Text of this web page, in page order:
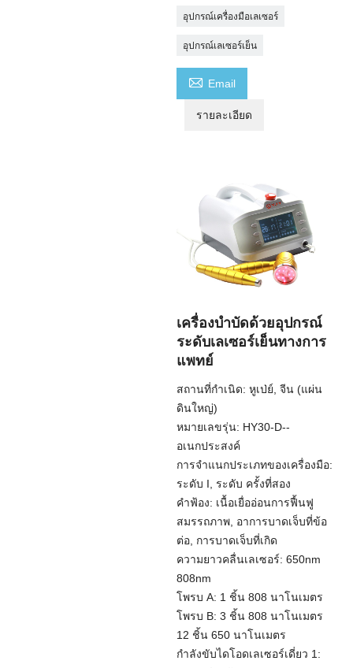
อุปกรณ์เครื่องมือเลเซอร์
อุปกรณ์เลเซอร์เย็น
 Email
รายละเอียด
เครื่องบำบัดด้วยอุปกรณ์
ระดับเลเซอร์เย็นทางการ
แพทย์
สถานที่กำเนิด: หูเป่ย์, จีน (แผ่น
ดินใหญ่)
หมายเลขรุ่น: HY30-D--
อเนกประสงค์
การจำแนกประเภทของเครื่องมือ:
ระดับ I, ระดับ ครั้งที่สอง
คำฟ้อง: เนื้อเยื่ออ่อนการฟื้นฟู
สมรรถภาพ, อาการบาดเจ็บที่ข้อ
ต่อ, การบาดเจ็บที่เกิด
ความยาวคลื่นเลเซอร์: 650nm
808nm
โพรบ A: 1 ชิ้น 808 นาโนเมตร
โพรบ B: 3 ชิ้น 808 นาโนเมตร
12 ชิ้น 650 นาโนเมตร
กำลังขับไดโอดเลเซอร์เดี่ยว 1: